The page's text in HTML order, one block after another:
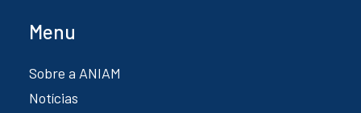
Menu
Sobre a ANIAM
Notícias